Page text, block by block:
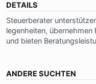
DETAILS
Steu­er­be­ra­ter
le­gen­hei­ten,
und bie­ten
ANDERE SUCHTEN